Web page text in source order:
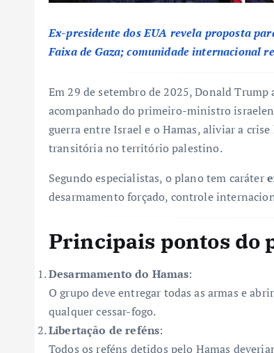
Ex-presidente dos EUA revela proposta
Faixa de Gaza; comunidade internacional
Em 29 de setembro de 2025, Donald
acompanhado do primeiro-ministro
guerra entre Israel e o Hamas, aliviar a
transitória no território palestino.
Segundo especialistas, o plano tem caráter
desarmamento forçado, controle
Principais pontos do
Desarmamento do Hamas:
O grupo deve entregar todas as armas e
qualquer cessar-fogo.
Libertação de reféns:
Todos os reféns detidos pelo Hamas